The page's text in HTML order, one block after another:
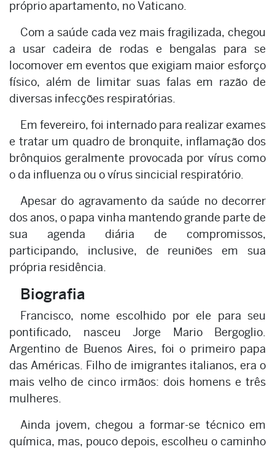
próprio apartamento, no Vaticano.
Com a saúde cada vez mais fragilizada, chegou
a usar cadeira de rodas e bengalas para se
locomover em eventos que exigiam maior esforço
físico, além de limitar suas falas em razão de
diversas infecções respiratórias.
Em fevereiro, foi internado para realizar exames
e tratar um quadro de bronquite, inflamação dos
brônquios geralmente provocada por vírus como
o da influenza ou o vírus sincicial respiratório.
Apesar do agravamento da saúde no decorrer
dos anos, o papa vinha mantendo grande parte de
sua agenda diária de compromissos,
participando, inclusive, de reuniões em sua
própria residência.
Biografia
Francisco, nome escolhido por ele para seu
pontificado, nasceu Jorge Mario Bergoglio.
Argentino de Buenos Aires, foi o primeiro papa
das Américas. Filho de imigrantes italianos, era o
mais velho de cinco irmãos: dois homens e três
mulheres.
Ainda jovem, chegou a formar-se técnico em
química, mas, pouco depois, escolheu o caminho